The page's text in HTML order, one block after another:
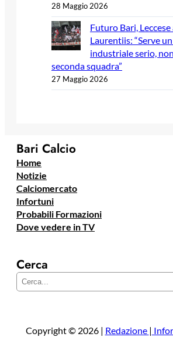
28 Maggio 2026
Futuro Bari, Leccese
Laurentiis: “Serve
industriale serio,
seconda squadra”
27 Maggio 2026
Bari Calcio
Home
Notizie
Calciomercato
Infortuni
Probabili Formazioni
Dove vedere in TV
Cerca
e
a
Copyright © 2026 | Redazione |